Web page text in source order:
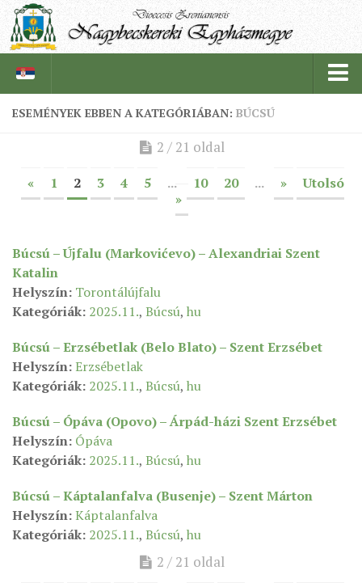
TÖRTÉNELEM
EGYHÁZMEGYEI LEVÉLTÁR
LELKIPÁSZTOROK
SZERZETESRENDEK
PLÉBÁNIÁK
ÉSZAKI ESPERESSÉG
KÖZPONTI ESPERESSÉG
DÉLI ESPERESSÉG
ARCHÍVUM
ARCHÍV ÉLETKÉPEK
SZINÓDUS
ORGANIGRAMMA
ESEMÉNYEK EBBEN A KATEGÓRIÁBAN: BÚCSÚ
2 / 21 oldal
« 1 2 3 4 5 ... 10 20 ... »
Utolsó
»
Búcsú – Újfalu (Markovićevo) – Alexandriai Szent
Katalin
Helyszín: Torontálújfalu
Kategóriák: 2025.11., Búcsú, hu
Búcsú – Erzsébetlak (Belo Blato) – Szent Erzsébet
Helyszín:Erzsébetlak
Kategóriák: 2025.11., Búcsú, hu
Búcsú – Ópáva (Opovo) – Árpád-házi Szent Erzsébet
Helyszín: Ópáva
Kategóriák: 2025.11., Búcsú, hu
Búcsú – Káptalanfalva (Busenje) – Szent Márton
Helyszín:Káptalanfalva
Kategóriák: 2025.11., Búcsú, hu
2 / 21 oldal